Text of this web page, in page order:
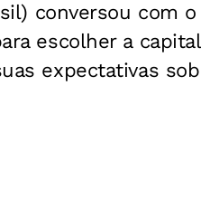
conversou com o
escolher a
expectativas